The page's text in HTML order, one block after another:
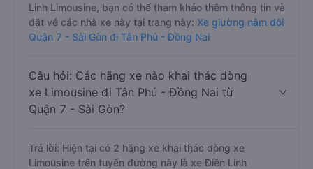
Linh Limousine, bạn có thể tham khảo thêm thông tin và
đặt vé các nhà xe này tại trang này: Xe giường nằm đôi
Quận 7 - Sài Gòn đi Tân Phú - Đồng Nai
Câu hỏi: Các hãng xe nào khai thác dòng
xe Limousine đi Tân Phú - Đồng Nai từ
Quận 7 - Sài Gòn?
Trả lời: Hiện tại có 2 hãng xe khai thác dòng xe
Limousine trên tuyến đường này là xe Điền Linh